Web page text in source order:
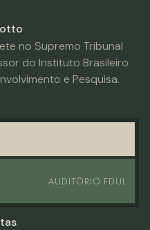
no Supremo Tribunal
do Instituto Brasileiro
e Pesquisa.
AUDITÓRIO FDUL